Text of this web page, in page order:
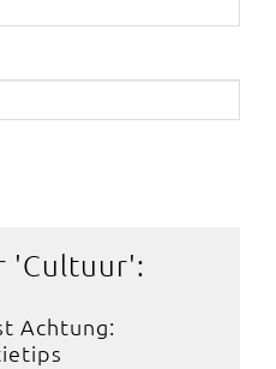
'Cultuur':
Achtung: